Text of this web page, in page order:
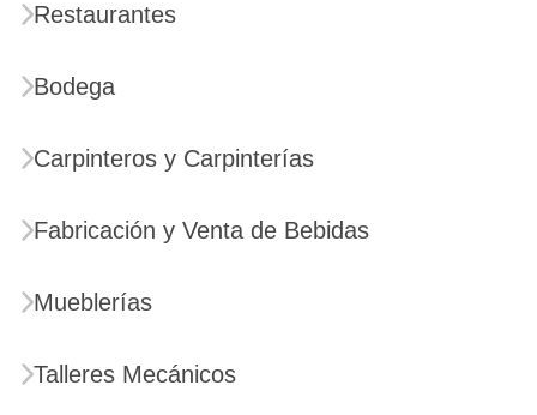
Restaurantes
Bodega
Carpinteros y Carpinterías
Fabricación y Venta de Bebidas
Mueblerías
Talleres Mecánicos